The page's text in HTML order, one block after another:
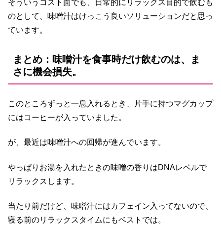
そういうコスト面でも、日常的にリラックス目的で飲むも
のとして、味噌汁はけっこう良いソリューションだと思っ
ています。
まとめ：味噌汁を食事時だけ飲むのは、ま
さに機会損失。
このところずっと一息入れるとき、片手に持つマグカップ
にはコーヒーが入っていました。
が、最近は味噌汁への回帰が進んでいます。
やっぱりお湯を入れたときの味噌の香りはDNAレベルで
リラックスします。
当たり前だけど、味噌汁にはカフェイン入ってないので、
寝る前のリラックスタイムにもベストでは。